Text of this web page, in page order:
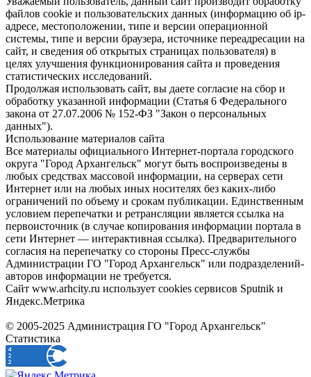
файлов cookie и пользовательских данных (информацию об ip-
адресе, местоположении, типе и версии операционной
системы, типе и версии браузера, источнике переадресации на
сайт, и сведения об открытых страницах пользователя) в
целях улучшения функционирования сайта и проведения
статистических исследований.
Продолжая использовать сайт, вы даете согласие на сбор и
обработку указанной информации (Статья 6 Федерального
закона от 27.07.2006 № 152-ФЗ "Закон о персональных
данных").
Использование материалов сайта
Все материалы официального Интернет-портала городского
округа "Город Архангельск" могут быть воспроизведены в
любых средствах массовой информации, на серверах сети
Интернет или на любых иных носителях без каких-либо
ограничений по объему и срокам публикации. Единственным
условием перепечатки и ретрансляции является ссылка на
первоисточник (в случае копирования информации портала в
сети Интернет — интерактивная ссылка). Предварительного
согласия на перепечатку со стороны Пресс-службы
Администрации ГО "Город Архангельск" или подразделений-
авторов информации не требуется.
Сайт www.arhcity.ru использует cookies сервисов Sputnik и
Яндекс.Метрика
© 2005-2025 Администрация ГО "Город Архангельск"
Статистика